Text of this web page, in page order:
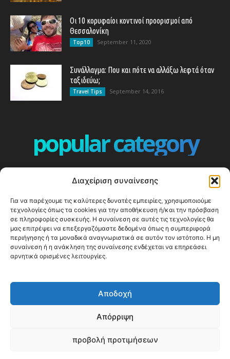
Διαχείριση συναίνεσης
Για να παρέχουμε τις καλύτερες δυνατές εμπειρίες, χρησιμοποιούμε
τεχνολογίες όπως τα cookies για την αποθήκευση ή/και την πρόσβαση
σε πληροφορίες συσκευής. Η συναίνεση σε αυτές τις τεχνολογίες θα
μας επιτρέψει να επεξεργαζόμαστε δεδομένα όπως η συμπεριφορά
περιήγησης ή τα μοναδικά αναγνωριστικά σε αυτόν τον ιστότοπο. Η μη
συναίνεση ή η ανάκληση της συναίνεσης ενδέχεται να επηρεάσει
αρνητικά ορισμένες λειτουργίες.
Αποδοχή
Απόρριψη
προβολή προτιμήσεων
Οι 10 κορυφαίοι κοντινοί προορισμοί από
Θεσσαλονίκη
Top10 September 11, 2020
Συνάλλαγμα: Που και πότε να αλλάξω λεφτά όταν
ταξιδεύω;
Travel Tips September 14, 2016
popular category
360
ΕΥΡΩΠΗ
332
ΚΟΣΜΟΣ - WORLD
328
Top10
303
Cool spots
ΝΗΣΙΑ
243
© Happy Traveller 2014-2025